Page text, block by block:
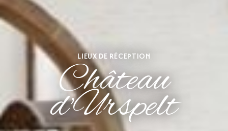
LIEUX DE RÉCEPTION
Château
d'Urspelt